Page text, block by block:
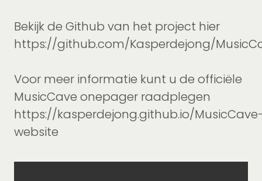
Bekijk de Github van het project hier
https://github.com/Kasperdejong/
Voor meer informatie kunt u de officiële
MusicCave onepager raadplegen
https://kasperdejong.github.io/
website